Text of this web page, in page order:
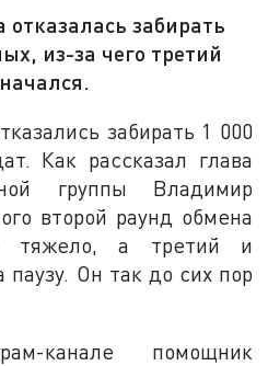
забирать
из-за чего третий
забирать 1 000
Как рассказал глава
группы Владимир
второй раунд обмена
тяжело, а третий и
Он так до сих пор
канале помощник